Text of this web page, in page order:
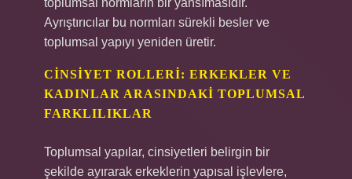
toplumsal normların bir yansımasıdır.
Ayrıştırıcılar bu normları sürekli besler ve
toplumsal yapıyı yeniden üretir.
CINSIYET ROLLERI: ERKEKLER VE
KADINLAR ARASINDAKI TOPLUMSAL
FARKLILIKLAR
Toplumsal yapılar, cinsiyetleri belirgin bir
şekilde ayırarak erkeklerin yapısal işlevlere,